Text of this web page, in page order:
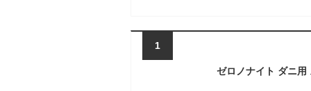
1